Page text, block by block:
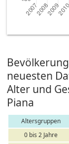
neuesten
Alter und
Piana
Altersgruppen
0 bis 2 Jahre